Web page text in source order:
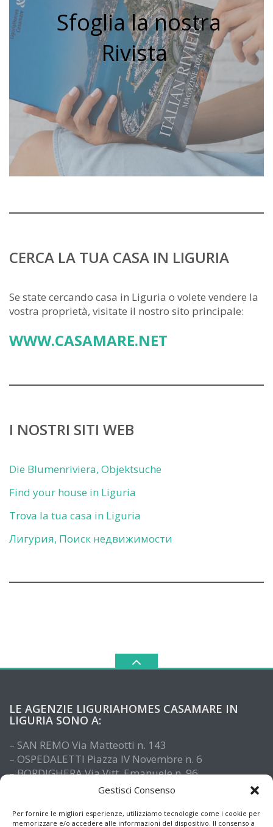
Gestisci Consenso
Per fornire le migliori esperienze, utilizziamo tecnologie come i cookie per
memorizzare e/o accedere alle informazioni del dispositivo. Il consenso a
Sfoglia la nostra
Rivista
CERCA LA TUA CASA IN LIGURIA
Se state cercando casa in Liguria o volete vendere la
vostra proprietà, visitate il nostro sito principale:
WWW.CASAMARE.NET
I NOSTRI SITI WEB
Die Blumenriviera, Objektsuche
Find your house in Liguria
Trova la tua casa in Liguria
Лигурия, Поиск недвижимости
LE AGENZIE LIGURIAHOMES CASAMARE IN
LIGURIA SONO A:
– SAN REMO Via Matteotti n. 143
– OSPEDALETTI Piazza IV Novembre n. 6
– BORDIGHERA Via Vitt. Emanuele n. 96
– IMPERIA Piazza De Amicis n. 15
– ALASSIO Via XX Settembre n. 61